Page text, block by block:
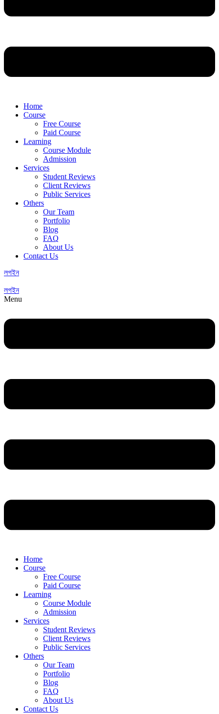
Home
Course
Free Course
Paid Course
Learning
Course Module
Admission
Services
Student Reviews
Client Reviews
Public Services
Others
Our Team
Portfolio
Blog
FAQ
About Us
Contact Us
লগইন
লগইন
Menu
Home
Course
Free Course
Paid Course
Learning
Course Module
Admission
Services
Student Reviews
Client Reviews
Public Services
Others
Our Team
Portfolio
Blog
FAQ
About Us
Contact Us